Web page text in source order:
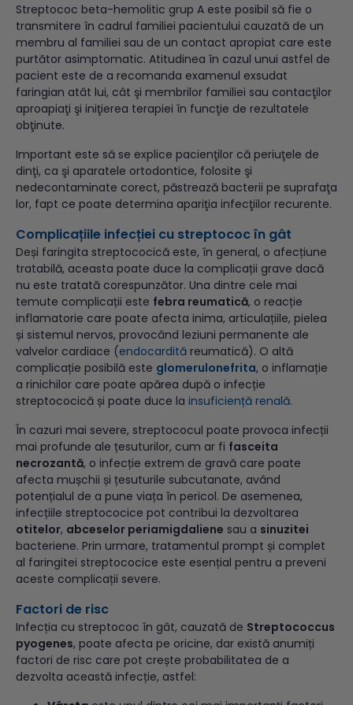
Streptococ beta-hemolitic grup A este posibil să fie o
transmitere în cadrul familiei pacientului cauzată de un
membru al familiei sau de un contact apropiat care este
purtător asimptomatic. Atitudinea în cazul unui astfel de
pacient este de a recomanda examenul exsudat
faringian atât lui, cât şi membrilor familiei sau contacţilor
aproapiaţi şi iniţierea terapiei în funcţie de rezultatele
obţinute.
Important este să se explice pacienţilor că periuţele de
dinţi, ca şi aparatele ortodontice, folosite şi
nedecontaminate corect, păstrează bacterii pe suprafaţa
lor, fapt ce poate determina apariţia infecţiilor recurente.
Complicațiile infecției cu streptococ în gât
Deși faringita streptococică este, în general, o afecțiune
tratabilă, aceasta poate duce la complicații grave dacă
nu este tratată corespunzător. Una dintre cele mai
temute complicații este febra reumatică, o reacție
inflamatorie care poate afecta inima, articulațiile, pielea
și sistemul nervos, provocând leziuni permanente ale
valvelor cardiace (endocardită reumatică). O altă
complicație posibilă este glomerulonefrita, o inflamație
a rinichilor care poate apărea după o infecție
streptococică și poate duce la insuficiență renală.
În cazuri mai severe, streptococul poate provoca infecții
mai profunde ale țesuturilor, cum ar fi fasceita
necrozantă, o infecție extrem de gravă care poate
afecta mușchii și țesuturile subcutanate, având
potențialul de a pune viața în pericol. De asemenea,
infecțiile streptococice pot contribui la dezvoltarea
otitelor, abceselor periamigdaliene sau a sinuzitei
bacteriene. Prin urmare, tratamentul prompt și complet
al faringitei streptococice este esențial pentru a preveni
aceste complicații severe.
Factori de risc
Infecția cu streptococ în gât, cauzată de Streptococcus
pyogenes, poate afecta pe oricine, dar există anumiți
factori de risc care pot crește probabilitatea de a
dezvolta această infecție, astfel: